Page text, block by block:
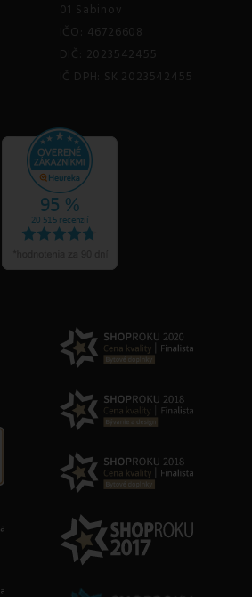
01 Sabinov
IČO: 46726608
DIČ: 2023542455
IČ DPH: SK 2023542455